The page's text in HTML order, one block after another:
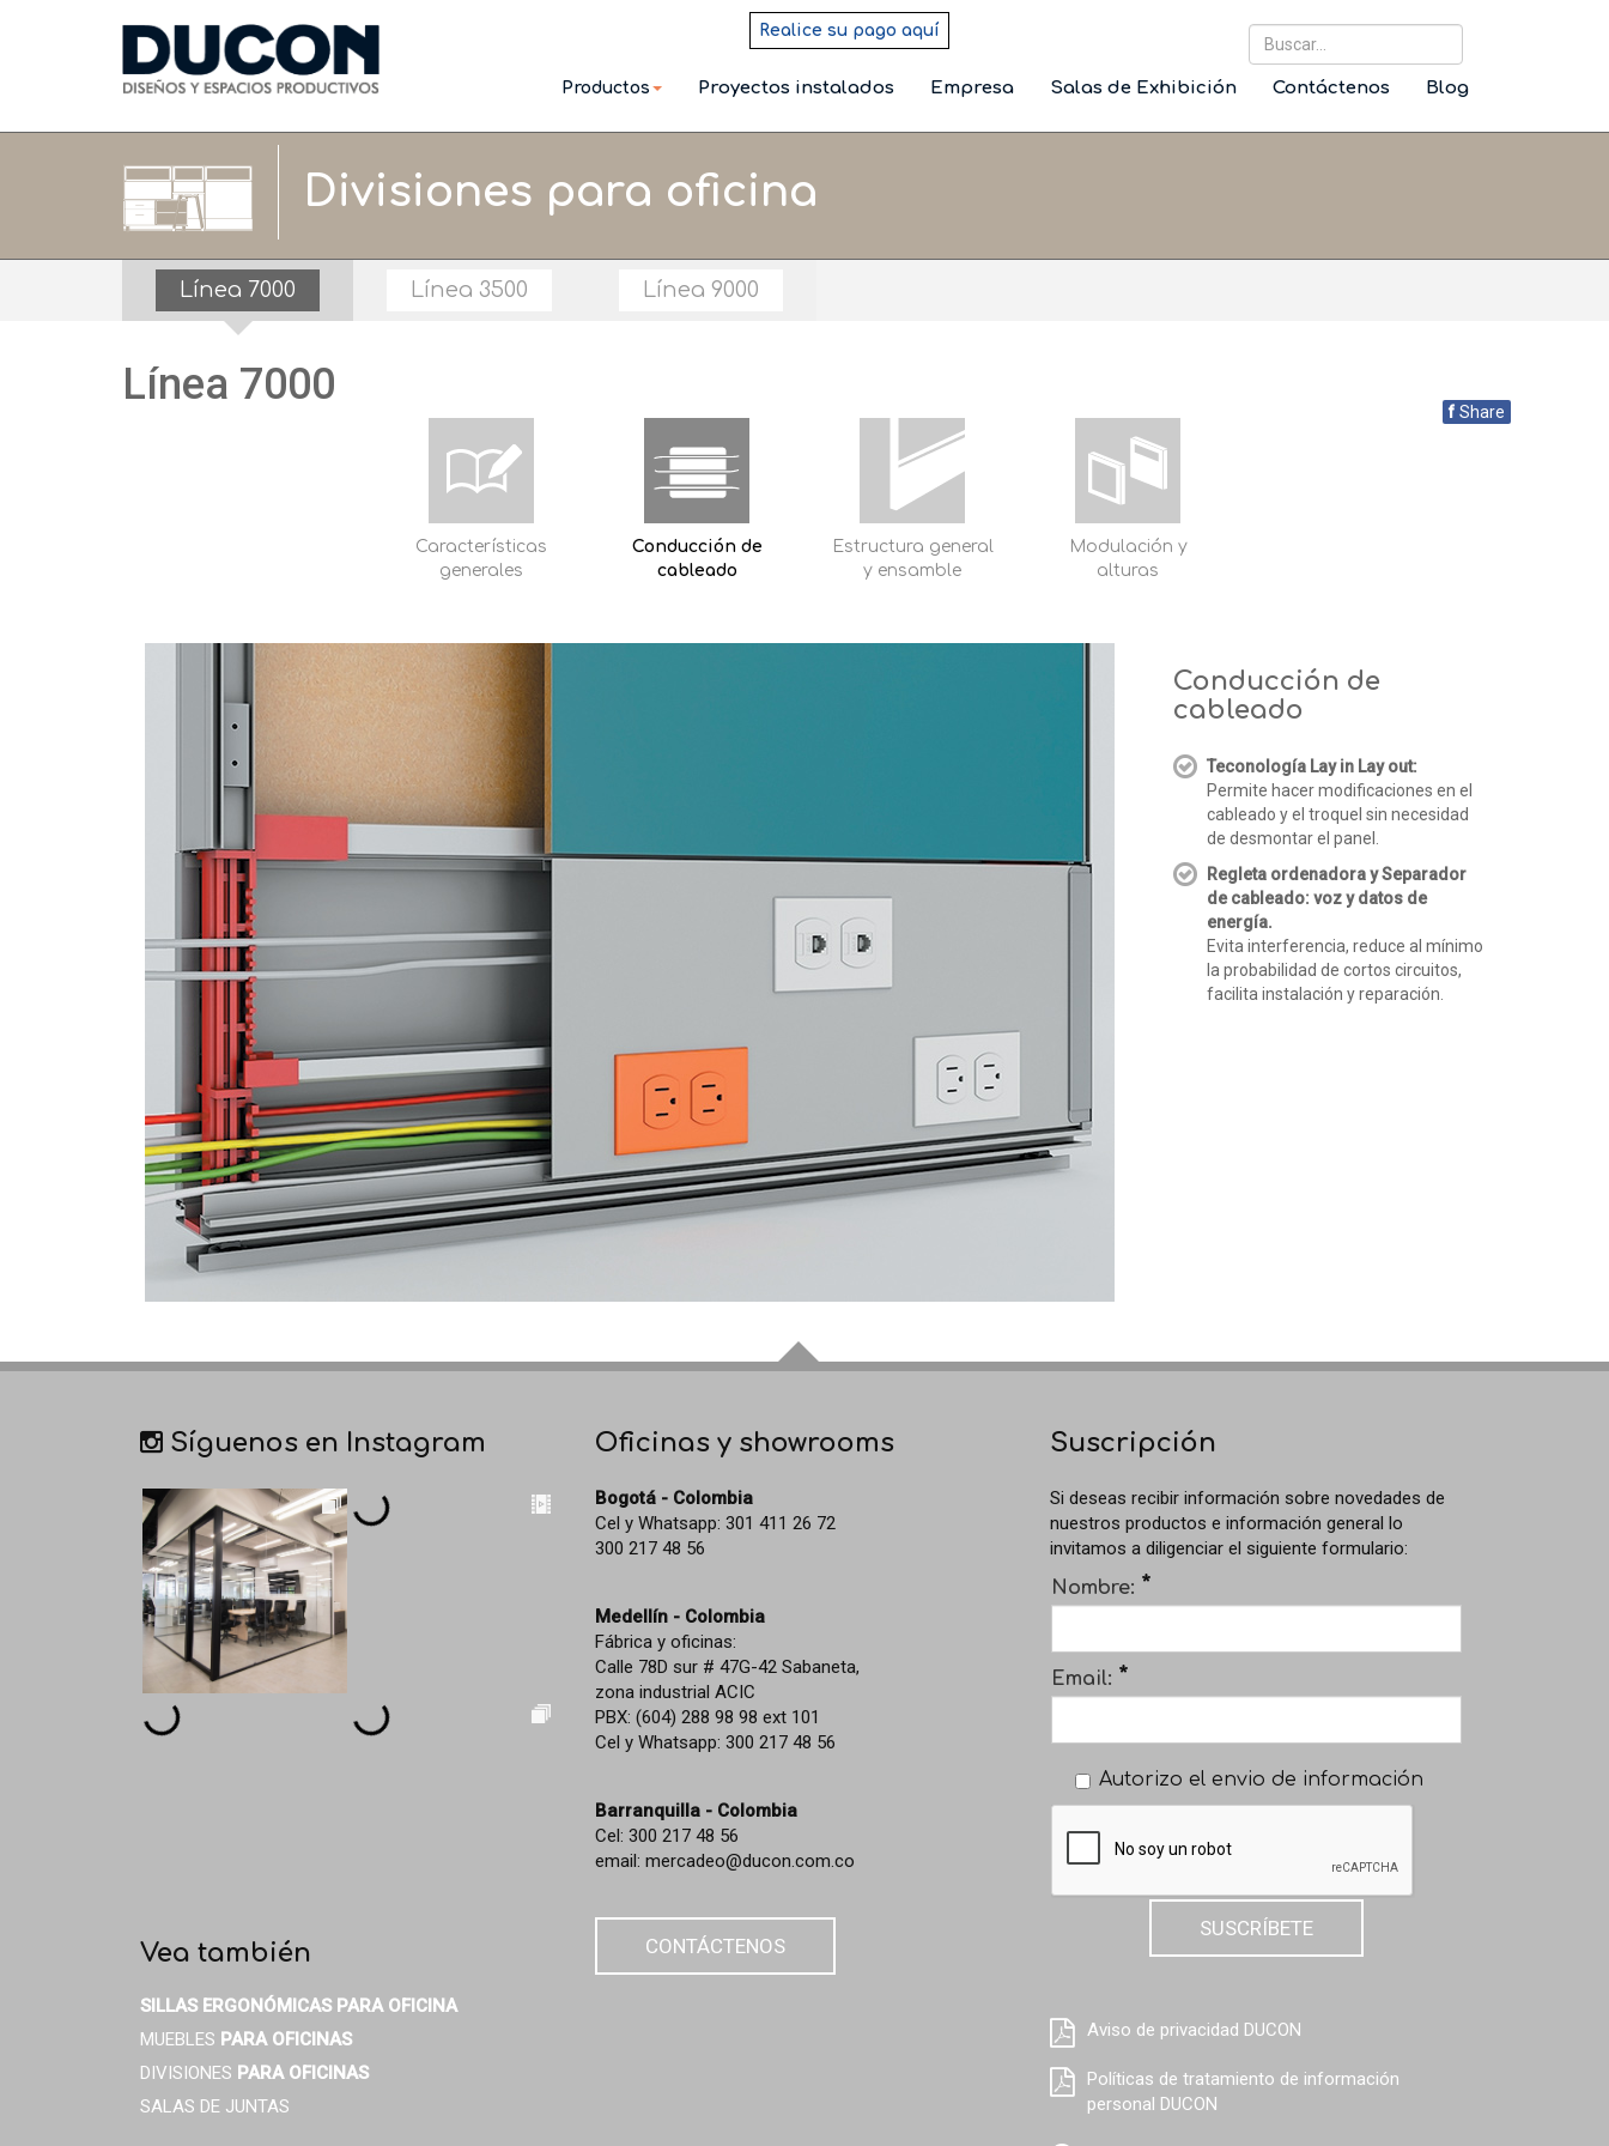
Realice su pago aquí Buscar...
Productos Proyectos instalados Empresa Salas de Exhibición Contáctenos Blog
Divisiones para oficina
Línea 7000 Línea 3500 Línea 9000
Línea 7000
f Share
Características
generales
Conducción de
cableado
Estructura general
y ensamble
Modulación y
alturas
Conducción de
cableado
Teconología Lay in Lay out:
Permite hacer modificaciones en el
cableado y el troquel sin necesidad
de desmontar el panel.
Regleta ordenadora y Separador
de cableado: voz y datos de
energía.
Evita interferencia, reduce al mínimo
la probabilidad de cortos circuitos,
facilita instalación y reparación.
Síguenos en Instagram
Vea también
SILLAS ERGONÓMICAS PARA OFICINA
MUEBLES PARA OFICINAS
DIVISIONES PARA OFICINAS
SALAS DE JUNTAS
Oficinas y showrooms
Bogotá - Colombia
Cel y Whatsapp: 301 411 26 72
300 217 48 56
Medellín - Colombia
Fábrica y oficinas:
Calle 78D sur # 47G-42 Sabaneta,
zona industrial ACIC
PBX: (604) 288 98 98 ext 101
Cel y Whatsapp: 300 217 48 56
Barranquilla - Colombia
Cel: 300 217 48 56
email: mercadeo@ducon.com.co
CONTÁCTENOS
Suscripción
Si deseas recibir información sobre novedades de
nuestros productos e información general lo
invitamos a diligenciar el siguiente formulario:
Nombre: *
Email: *
Autorizo el envio de información
SUSCRÍBETE
Aviso de privacidad DUCON
Políticas de tratamiento de información
personal DUCON